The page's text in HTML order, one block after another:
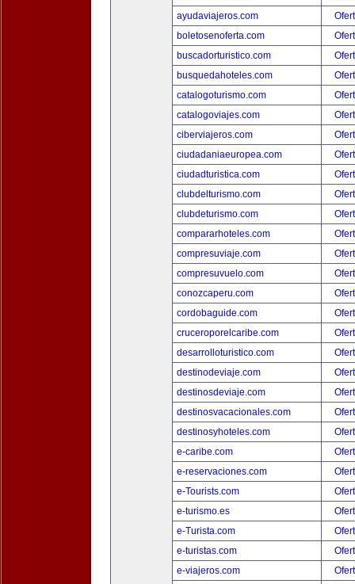
ayudaviajeros.com
boletosenoferta.com
buscadorturistico.com
busquedahoteles.com
catalogoturismo.com
catalogoviajes.com
ciberviajeros.com
ciudadaniaeuropea.com
ciudadturistica.com
clubdelturismo.com
clubdeturismo.com
compararhoteles.com
compresuviaje.com
compresuvuelo.com
conozcaperu.com
cordobaguide.com
cruceroporelcaribe.com
desarrolloturistico.com
destinodeviaje.com
destinosdeviaje.com
destinosvacacionales.com
destinosyhoteles.com
e-caribe.com
e-reservaciones.com
e-Tourists.com
e-turismo.es
e-Turista.com
e-turistas.com
e-viajeros.com